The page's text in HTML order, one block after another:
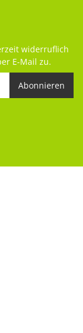
widerruflich
E-Mail zu.
Abonnieren